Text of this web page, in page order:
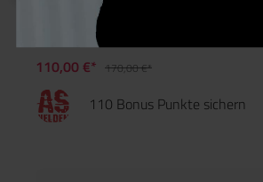
110,00 €* 170,00 €*
110 Bonus Punkte sichern